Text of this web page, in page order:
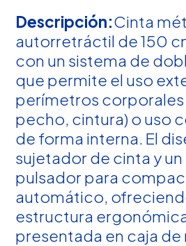
Descripción:Cinta
autorretráctil de 150
con un sistema de
que permite el uso
perímetros corporales
pecho, cintura) o uso
de forma interna. El
sujetador de cinta y
pulsador para
automático,
estructura
presentada en caja